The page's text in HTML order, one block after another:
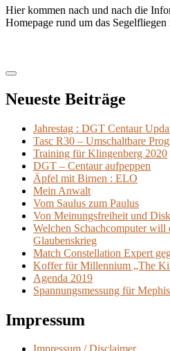
Hier kommen nach und nach die
Homepage rund um das Segelfliegen
Neueste Beiträge
Jahrestag : DGT Centaur
Tasc R30 – Umschaltbare
Training für Klingenberg 2020
DGT – Centaur aufpeppen
Äpfel mit Birnen : ELO
Mein Anwalt
Vom Saulus zum Paulus
Von Meinungsfreiheit und
Welchen Schachcomputer will
Glaubenskrieg
Match Constellation Expert
Koffer für Millennium „The
Agenda 2019
Spannungsmessung für
Impressum